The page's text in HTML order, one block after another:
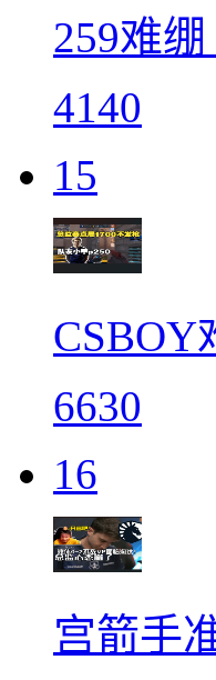
259难
4140
15
CSBOY
6630
16
宫箭手